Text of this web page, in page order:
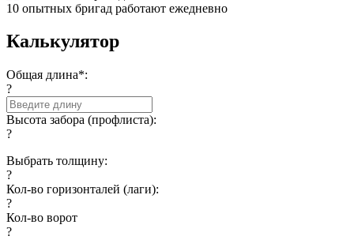
10 опытных бригад работают ежедневно
Калькулятор
Общая длина*:
?
Высота забора (профлиста):
?
Выбрать толщину:
?
Кол-во горизонталей (лаги):
?
Кол-во ворот
?